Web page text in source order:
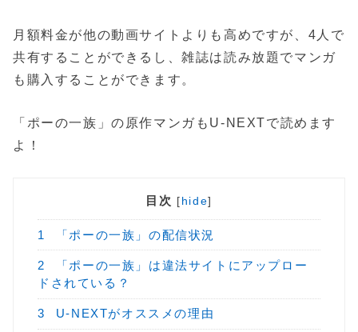
月額料金が他の動画サイトよりも高めですが、4人で
共有することができるし、雑誌は読み放題でマンガ
も購入することができます。
「ポーの一族」の原作マンガもU-NEXTで読めます
よ！
目次 [ hide]
1 「ポーの一族」の配信状況
2
「ポーの一族」は違法サイトにアップロー
ドされている？
3 U-NEXTがオススメの理由